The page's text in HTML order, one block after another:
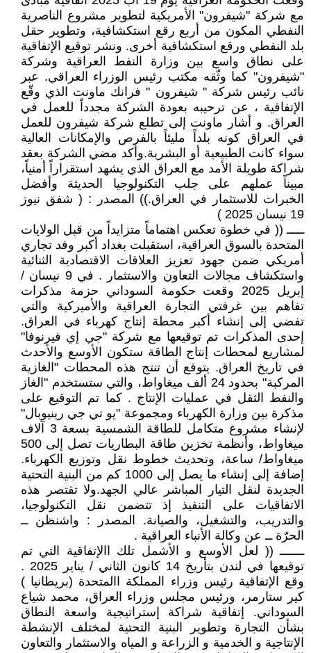
مع شركة "شيفرون" الأمريكية لتطوير مشروع الناصرية
النفطي المكون من أربع رقع استكشافية، وتطوير حقل
بلد النفطي ورقع استكشافية أخرى. ونشر توقيع الإتفاقية
على نطاق واسع بين وزارة النفط العراقية وشركة
"شيفرون" كما وثّقه مكتب رئيس الوزراء العراقي. عبر
نائب رئيس شركة " شيفرون " فرانك ماونت الذي وقّع
الإتفاقية ، عن ترحيبه بعودة الشركة مجدداً للعمل في
العراق. و أشار ماونت إلى تطلع شركة شيفرون للعمل
في العراق كونه بلداً مليئاً بالفرص والإمكانات العالية
سواء كانت الطبيعية أو البشرية.وأكد مضي الشركة بعقد
شراكة طويلة الأمد مع العراق الذي يشهد استقراراً أمنياً،
مبيناً عملهم على جلب التكنولوجيا الحديثة وأفضل
الخبرات للاستثمار في العراق.)) المصدر : ( شفق نيوز
19 نيسان 2025 )
ـــــ (( في خطوة تعكس اهتماماً متزايداً من قبل الولايات
المتحدة بالسوق العراقية، استقبلت بغداد أكبر وفد تجاري
أمريكي ضمن جهود تعزيز العلاقات الاقتصادية الثنائية
واستكشاف مجالات التعاون والاستثمار . في 9 نيسان /
إبريل 2025 وقعت حكومة السوداني حزمة مذكرات
تفاهم بين غرفتي التجارة العراقية والأميركية والتي
تفضي إلى إنشاء أكبر محطة إنتاج كهرباء في العراق.
إحدى المذكرات تم توقيعها مع شركة "جي إي فيرنوفا"
لمشاريع لمحطات إنتاج الطاقة ستكون الأوسع والأحدث
في تاريخ العراق. يتوقع أن تنتج هذه المحطات "الغازية
المركبة" بحدود 24 ألف ميغاواط، والتي ستستخدم "الغاز
والنفط الثقل في عمليات الإنتاج . كما تم التوقيع على
مذكرة بين وزارة الكهرباء ومجموعة "يو تي جي رينيوبال"
لإنشاء مشروع متكامل للطاقة الشمسية بسعة 3 آلاف
ميغاواط، وأنظمة تخزين طاقة البطاريات تصل إلى 500
ميغاواط/ ساعة، وتحديث خطوط نقل وتوزيع الكهرباء.
إضافة إلى إنشاء ما يصل إلى 1000 كم من البنية التحتية
الجديدة لنقل التيار المباشر عالي الجهد.ولا تقتصر هذه
الاتفاقيات على التنفيذ إذ تتضمن نقل التكنولوجيا،
والتدريب، والتشغيل، والصيانة. المصدر : واشنظن ــ
الحرّة ــ عن وكالة الأنباء العراقية .
ـــــــ (( لعل الأوسع و الأشمل تلك االإتفاقية التي تم
توقيعها في لندن بتأريخ 14 كانون الثاني / يناير 2025 .
وقع الإتفاقية رئيس وزراء المملكة االمتحدة (بريطانيا )
كير ستارمر، ورئيس مجلس وزراء العراق، محمد شياع
السوداني. إتفاقية شراكة إستراتيجية واسعة النطاق
بشأن التجارة وتطوير البنية التحتية لمختلف الإنشطة
الإنتاجية و الخدمية و الزراعة و المياه والاستثمار والتعاون